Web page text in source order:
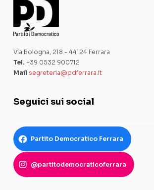
Via Bologna, 218 - 44124 Ferrara
Tel. +39 0532 900712
Mail segreteria@pdferrara.it
Seguici sui social
Partito Democratico Ferrara
@partitodemocraticoferrara